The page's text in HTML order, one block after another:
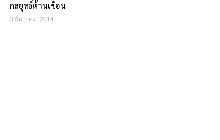
กลยุทธ์ต้านเขื่อน
3 ธันวาคม, 2014